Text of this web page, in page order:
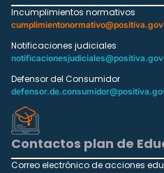
Incumplimientos normativos
Notificaciones judiciales
Defensor del Consumidor
Contactos plan de
Correo electrónico de acciones